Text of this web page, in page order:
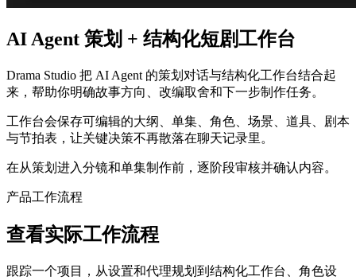
AI Agent 策划 + 结构化短剧工作台
Drama Studio 把 AI Agent 的策划对话与结构化工作台结合起
来，帮助你明确故事方向、改编取舍和下一步制作任务。
工作台会保存可编辑的大纲、单集、角色、场景、道具、剧本
与节拍表，让关键决策不再散落在聊天记录里。
在从策划进入分镜和单集制作前，逐阶段审核并确认内容。
产品工作流程
查看实际工作流程
跟踪一个项目，从设置和代理规划到结构化工作台、角色设